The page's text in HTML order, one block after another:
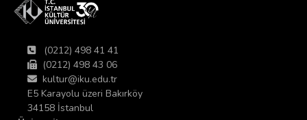
(0212) 498 41 41
(0212) 498 43 06
kultur@iku.edu.tr
E5 Karayolu üzeri Bakırköy
34158 İstanbul